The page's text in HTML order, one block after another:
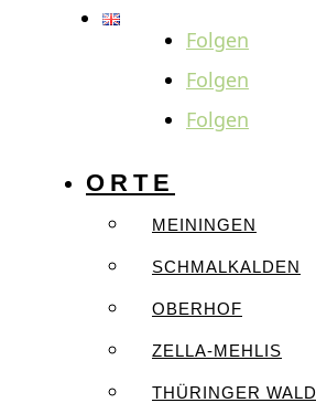
Folgen
Folgen
Folgen
ORTE
MEININGEN
SCHMALKALDEN
OBERHOF
ZELLA-MEHLIS
THÜRINGER WALD